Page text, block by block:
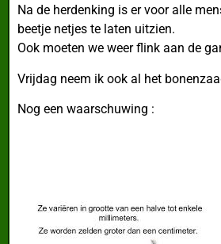
Na de herdenking is er voor alle
beetje netjes te laten uitzien.
Ook moeten we weer flink aan de
Vrijdag neem ik ook al het
Nog een waarschuwing :